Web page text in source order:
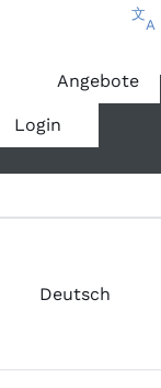
文
A
Angebote
Login
Deutsch